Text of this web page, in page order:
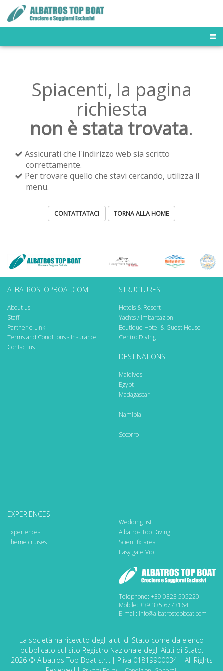
MALDIVE FLEET
BUSINESS TRAVELER
NEWS & PRESS
OFFERS AND LAST MINUTE
Spiacenti, la pagina
richiesta
non è stata trovata.
Assicurati che l'indirizzo web sia scritto
correttamente.
Per trovare quello che stavi cercando, utilizza il
menu.
CONTATTATACI TORNA ALLA HOME
ALBATROSTOPBOAT.COM
About us
Staff
Partner e Link
Terms and Conditions - Insurance
Contact us
STRUCTURES
Hotels & Resort
Yachts / Imbarcazioni
Boutique Hotel & Guest House
Centro Diving
DESTINATIONS
Maldives
Egypt
Madagascar
Namibia
Socorro
EXPERIENCES
Experiences
Theme cruises
Wedding list
Albatros Top Diving
Scientific area
Easy gate Vip
Telephone: +39 0323 505220
Mobile: +39 335 6773164
E-mail: info@albatrostopboat.com
La società ha ricevuto degli aiuti di Stato come da elenco
pubblicato sul sito Registro Nazionale degli Aiuti di Stato.
2026 © Albatros Top Boat s.r.l. | P.iva 01819900034 | All Rights